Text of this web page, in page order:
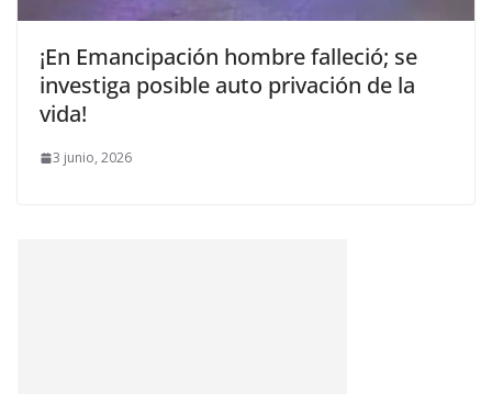
¡En Emancipación hombre falleció; se
investiga posible auto privación de la
vida!
3 junio, 2026